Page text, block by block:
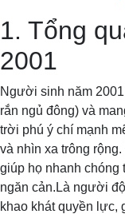
1. Tổng
2001
Người sinh năm
rắn ngủ đông) và
trời phú ý chí mạnh
và nhìn xa trông
giúp họ nhanh chóng
ngăn cản.Là người
khao khát quyền lực,